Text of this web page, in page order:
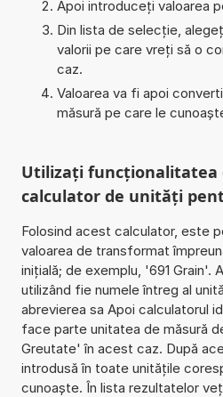
Apoi introduceți valoarea
Din lista de selecție,
valorii pe care vreți să o
caz.
Valoarea va fi apoi
măsură pe care le
Utilizați funcționalitatea
calculator de unități
Folosind acest calculator, este
valoarea de transformat
inițială; de exemplu, '691
utilizând fie numele întreg al
abrevierea sa Apoi calculatorul
face parte unitatea de măsură
Greutate' în acest caz. După
introdusă în toate unitățile
cunoaște. În lista rezultatelor